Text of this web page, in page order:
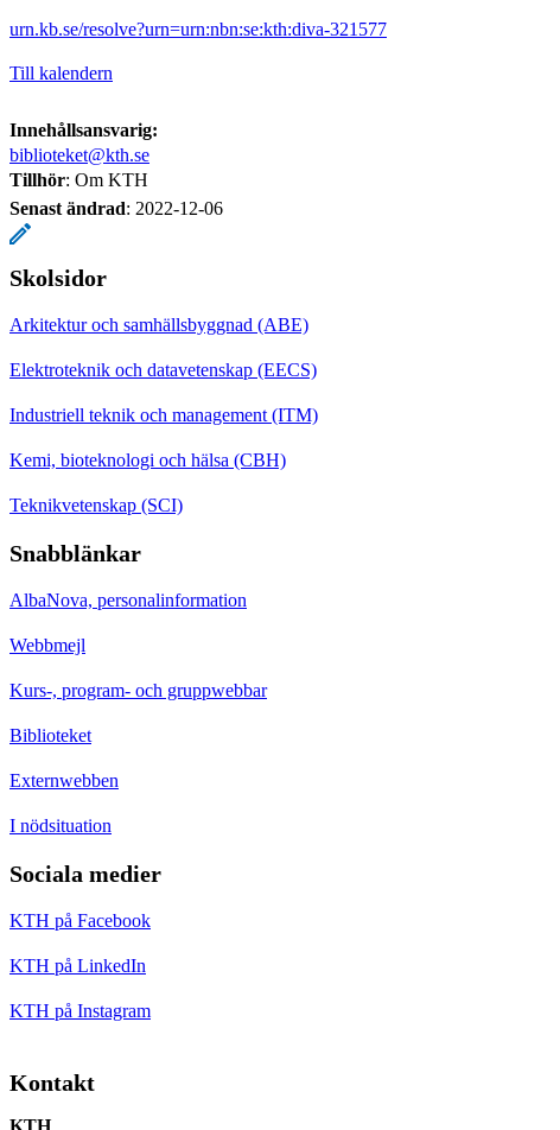
urn.kb.se/resolve?urn=urn:nbn:se:kth:diva-321577
Till kalendern
Innehållsansvarig:
biblioteket@kth.se
Tillhör: Om KTH
Senast ändrad: 2022-12-06
Skolsidor
Arkitektur och samhällsbyggnad (ABE)
Elektroteknik och datavetenskap (EECS)
Industriell teknik och management (ITM)
Kemi, bioteknologi och hälsa (CBH)
Teknikvetenskap (SCI)
Snabblänkar
AlbaNova, personalinformation
Webbmejl
Kurs-, program- och gruppwebbar
Biblioteket
Externwebben
I nödsituation
Sociala medier
KTH på Facebook
KTH på LinkedIn
KTH på Instagram
Kontakt
KTH